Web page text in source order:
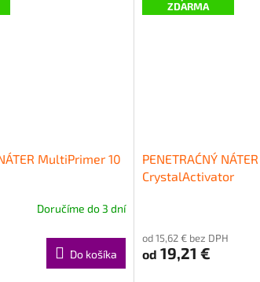
MultiPrimer 10
Doručíme do 3 dní
Do košíka
ZDARMA
PENETRAĆNÝ NÁTER
CrystalActivator
od 15,62 € bez DPH
od 19,21 €